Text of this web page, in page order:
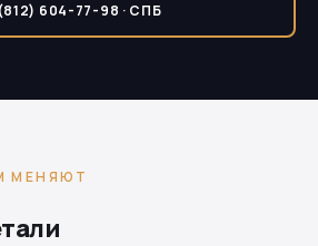
604-77-98 · СПБ
МЕНЯЮТ